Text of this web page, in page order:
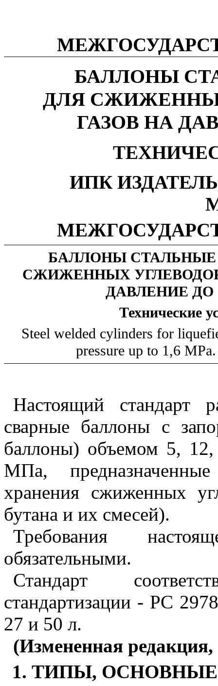
БАЛЛОНЫ
ДЛЯ
ГАЗОВ НА
ИПК
БАЛЛОНЫ
СЖИЖЕННЫХ
ДАВЛЕНИЕ ДО
Технические
Steel welded cylinders for
pressure up to 1,6
Настоящий стандарт
сварные баллоны с
баллоны) объемом 5,
МПа,
хранения сжиженных
бутана и их смесей).
Требования
обязательными.
Стандарт
стандартизации - PC
27 и 50 л.
(Измененная
1. ТИПЫ,